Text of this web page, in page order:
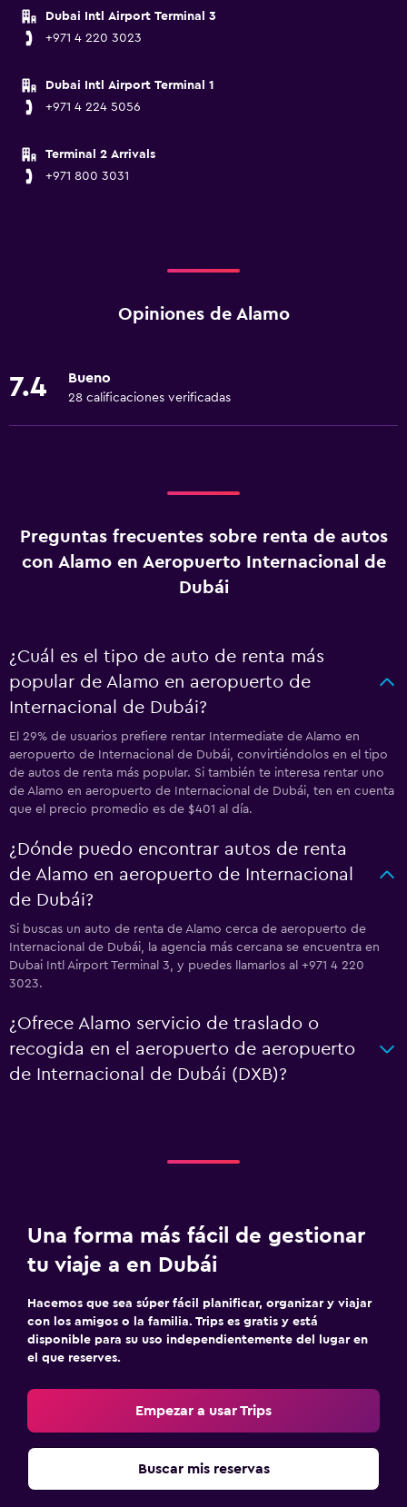
Dubai Intl Airport Terminal 3
+971 4 220 3023
Dubai Intl Airport Terminal 1
+971 4 224 5056
Terminal 2 Arrivals
+971 800 3031
Opiniones de Alamo
7.4 Bueno
28 calificaciones verificadas
Preguntas frecuentes sobre renta de autos
con Alamo en Aeropuerto Internacional de
Dubái
¿Cuál es el tipo de auto de renta más
popular de Alamo en aeropuerto de
Internacional de Dubái?
El 29% de usuarios prefiere rentar Intermediate de Alamo en
aeropuerto de Internacional de Dubái, convirtiéndolos en el tipo
de autos de renta más popular. Si también te interesa rentar uno
de Alamo en aeropuerto de Internacional de Dubái, ten en cuenta
que el precio promedio es de $401 al día.
¿Dónde puedo encontrar autos de renta
de Alamo en aeropuerto de Internacional
de Dubái?
Si buscas un auto de renta de Alamo cerca de aeropuerto de
Internacional de Dubái, la agencia más cercana se encuentra en
Dubai Intl Airport Terminal 3, y puedes llamarlos al +971 4 220
3023.
¿Ofrece Alamo servicio de traslado o
recogida en el aeropuerto de aeropuerto
de Internacional de Dubái (DXB)?
Una forma más fácil de gestionar
tu viaje a en Dubái
Hacemos que sea súper fácil planificar, organizar y viajar
con los amigos o la familia. Trips es gratis y está
disponible para su uso independientemente del lugar en
el que reserves.
Empezar a usar Trips
Buscar mis reservas